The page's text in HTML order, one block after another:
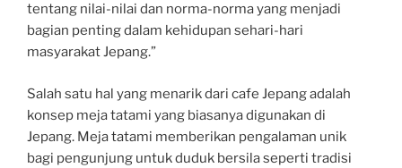
tentang nilai-nilai dan norma-norma yang menjadi
bagian penting dalam kehidupan sehari-hari
masyarakat Jepang.”
Salah satu hal yang menarik dari cafe Jepang adalah
konsep meja tatami yang biasanya digunakan di
Jepang. Meja tatami memberikan pengalaman unik
bagi pengunjung untuk duduk bersila seperti tradisi